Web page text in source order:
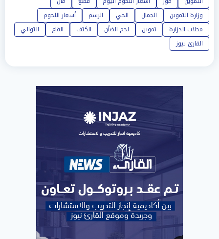
وزارة التموين
الجمال الحي الرسم
أسعار اللحوم
محلات الجزارة
تموين لحم الضأن الكتف القاع
التوالي
القارئ نيوز